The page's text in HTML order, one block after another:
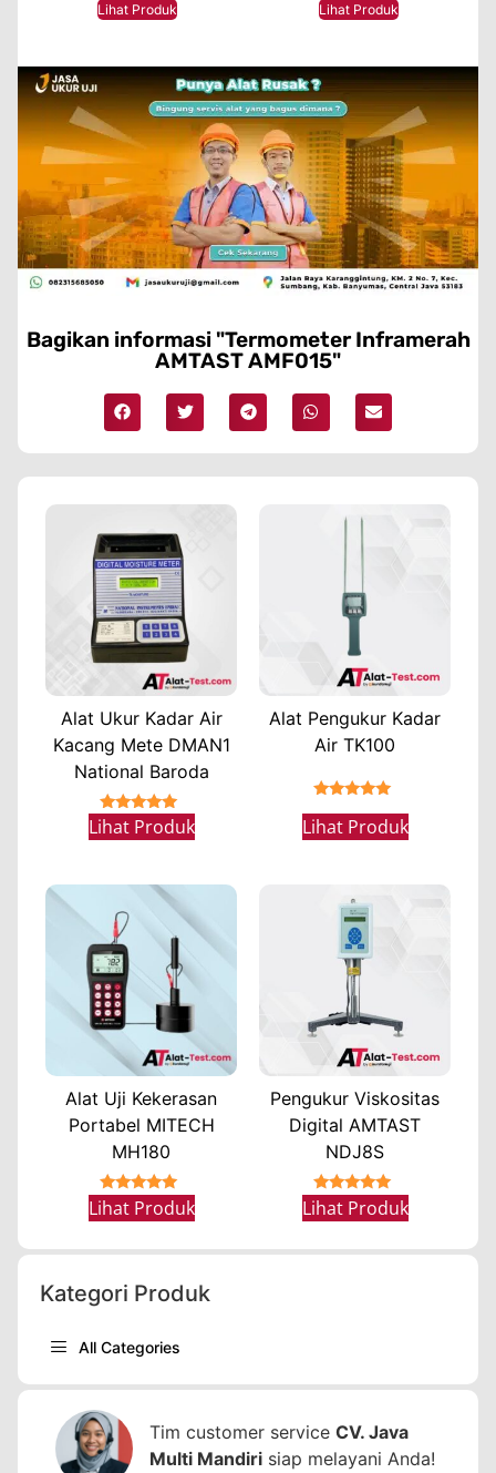
★★★★★
Lihat Produk ★★★★★
Lihat Produk
Bagikan informasi "Termometer Inframerah
AMTAST AMF015"
Alat Ukur Kadar Air
Kacang Mete DMAN1
National Baroda
★★★★★
Lihat Produk
Alat Pengukur Kadar
Air TK100
Lihat Produk
Alat Uji Kekerasan
Portabel MITECH
MH180
★★★★★
Lihat Produk
Pengukur Viskositas
Digital AMTAST
NDJ8S
★★★★★
Lihat Produk
Kategori Produk
All Categories
Tim customer service CV. Java
Multi Mandiri siap melayani Anda!